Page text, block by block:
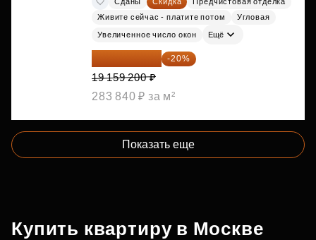
Живите сейчас - платите потом
Угловая
Увеличенное число окон Ещё
15 327 360 ₽ -20%
19 159 200 ₽
283 840 ₽ за м²
Показать еще
Купить квартиру в Москве